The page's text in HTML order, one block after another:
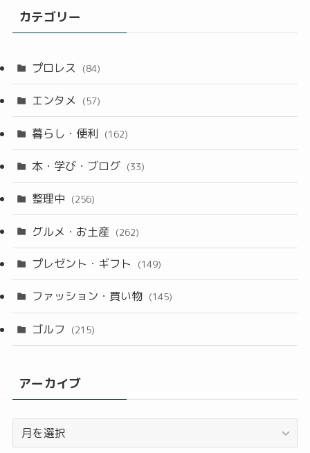
カテゴリー
プロレス (84)
エンタメ (57)
暮らし・便利 (162)
本・学び・ブログ (33)
整理中 (256)
グルメ・お土産 (262)
プレゼント・ギフト (149)
ファッション・買い物 (145)
ゴルフ (215)
アーカイブ
ー